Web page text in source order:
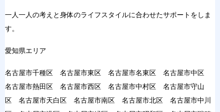
一人一人の考えと身体のライフスタイルに合わせたサポートをしま
す。
愛知県エリア
名古屋市千種区 名古屋市東区 名古屋市名東区 名古屋市中区
名古屋市熱田区 名古屋市西区 名古屋市中村区 名古屋市守山
区 名古屋市天白区 名古屋市南区 名古屋市北区 名古屋市中川